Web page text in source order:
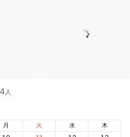
人
月 火 水 木